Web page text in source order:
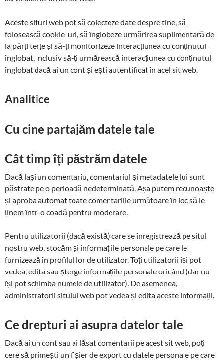
Aceste situri web pot să colecteze date despre tine, să
folosească cookie-uri, să înglobeze urmărirea suplimentară de
la părți terțe și să-ți monitorizeze interacțiunea cu conținutul
înglobat, inclusiv să-ți urmărească interacțiunea cu conținutul
înglobat dacă ai un cont și ești autentificat în acel sit web.
Analitice
Cu cine partajăm datele tale
Cât timp îți păstrăm datele
Dacă lași un comentariu, comentariul și metadatele lui sunt
păstrate pe o perioadă nedeterminată. Așa putem recunoaște
și aproba automat toate comentariile următoare în loc să le
ținem într-o coadă pentru moderare.
Pentru utilizatorii (dacă există) care se înregistrează pe situl
nostru web, stocăm și informațiile personale pe care le
furnizează în profilul lor de utilizator. Toți utilizatorii își pot
vedea, edita sau șterge informațiile personale oricând (dar nu
își pot schimba numele de utilizator). De asemenea,
administratorii sitului web pot vedea și edita aceste informații.
Ce drepturi ai asupra datelor tale
Dacă ai un cont sau ai lăsat comentarii pe acest sit web, poți
cere să primești un fișier de export cu datele personale pe care